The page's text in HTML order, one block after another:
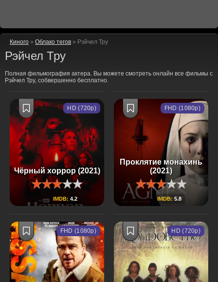
Киного » Облако тегов » Рэйчел Тру
Рэйчел Тру
Полная фильмография актера. Вы можете смотреть онлайн все фильмы с
Рэйчел Тру, собвершенно бесплатно.
Чёрный хоррор (2021)
IMDB: 4.2
HD (720p)
Проклятие монахинь
(2021)
IMDB: 5.8
FHD (1080p)
FHD (1080p) HD (720p)